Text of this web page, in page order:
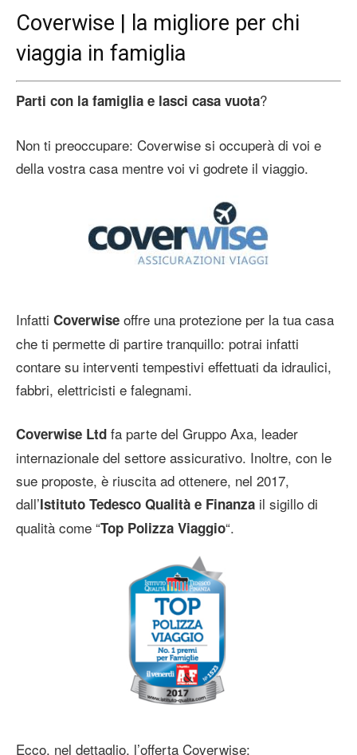
Coverwise | la migliore per chi
viaggia in famiglia
Parti con la famiglia e lasci casa vuota?
Non ti preoccupare: Coverwise si occuperà di voi e
della vostra casa mentre voi vi godrete il viaggio.
Infatti Coverwise offre una protezione per la tua casa
che ti permette di partire tranquillo: potrai infatti
contare su interventi tempestivi effettuati da idraulici,
fabbri, elettricisti e falegnami.
Coverwise Ltd fa parte del Gruppo Axa, leader
internazionale del settore assicurativo. Inoltre, con le
sue proposte, è riuscita ad ottenere, nel 2017,
dall’Istituto Tedesco Qualità e Finanza il sigillo di
qualità come “Top Polizza Viaggio“.
Ecco, nel dettaglio, l’offerta Coverwise: